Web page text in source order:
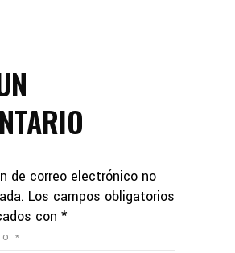
de correo electrónico no
Los campos obligatorios
con *
*